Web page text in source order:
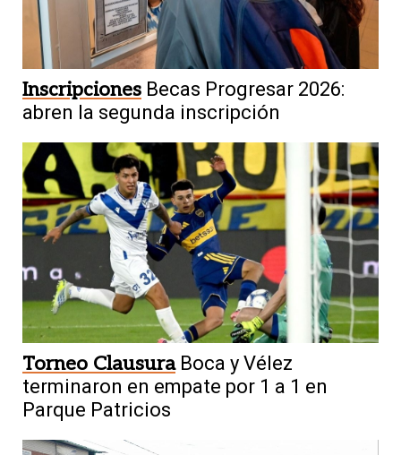
Inscripciones Becas Progresar 2026:
abren la segunda inscripción
Torneo Clausura Boca y Vélez
terminaron en empate por 1 a 1 en
Parque Patricios